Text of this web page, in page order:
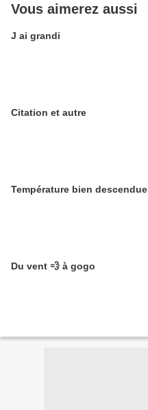
Vous aimerez aussi
J ai grandi
Citation et autre
Température bien descendue
Du vent 💨 à gogo